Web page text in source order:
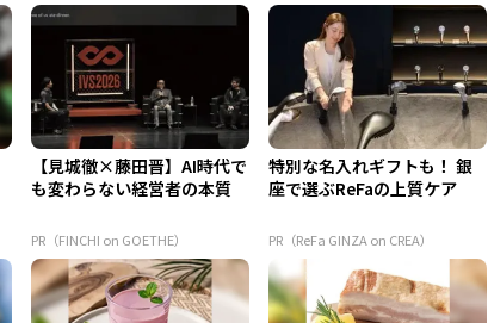
【見城徹×藤田晋】AI時代で
も変わらない経営者の本質
PR（FINCHI on GOETHE）
特別な名入れギフトも！ 銀
座で選ぶReFaの上質ケア
PR（ReFa GINZA on CREA）